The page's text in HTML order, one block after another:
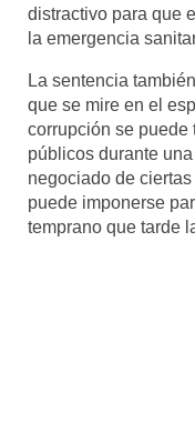
distractivo para que
la emergencia
La sentencia
que se mire en el
corrupción se puede
públicos durante
negociado de
puede imponerse
temprano que tarde